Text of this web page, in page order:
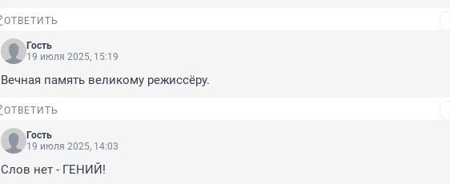
ОТВЕТИТЬ
Гость
19 июля 2025, 15:19
Вечная память великому режиссёру.
ОТВЕТИТЬ
Гость
19 июля 2025, 14:03
Слов нет - ГЕНИЙ!